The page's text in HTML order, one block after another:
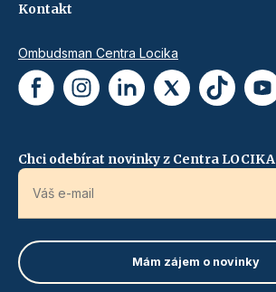
Kontakt
Ombudsman Centra Locika
Chci odebírat novinky z Centra LOCIKA